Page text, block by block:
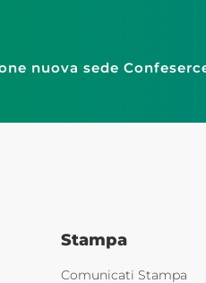
Stampa
Comunicati Stampa